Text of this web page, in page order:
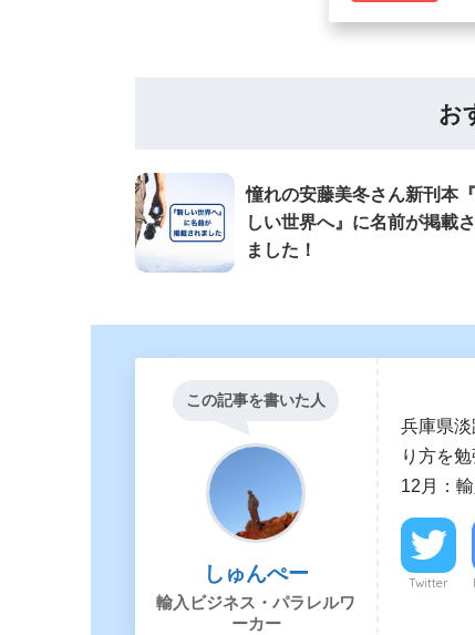
お
憧れの安藤美冬さん新刊本
しい世界へ』に名前が掲載
ました！
この記事を書いた人
しゅんぺー
輸入ビジネス・パラレルワ
ーカー
兵庫県
り方を
12月：
Twitter